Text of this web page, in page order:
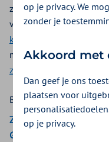
zorg via een
voor vergoeding van
kindzorg
mensen die
zorg
Bekijk de vergoedingen
ZieZo
Gemeenten Optimaal
op je privacy. We
zonder je
Akkoord met
Dan geef je ons
plaatsen voor
op je privacy.